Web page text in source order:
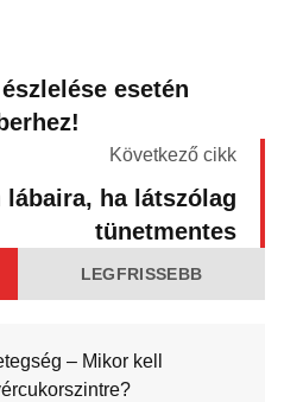
esetén
Következő cikk
ha látszólag
tünetmentes
LEGFRISSEBB
– Mikor kell